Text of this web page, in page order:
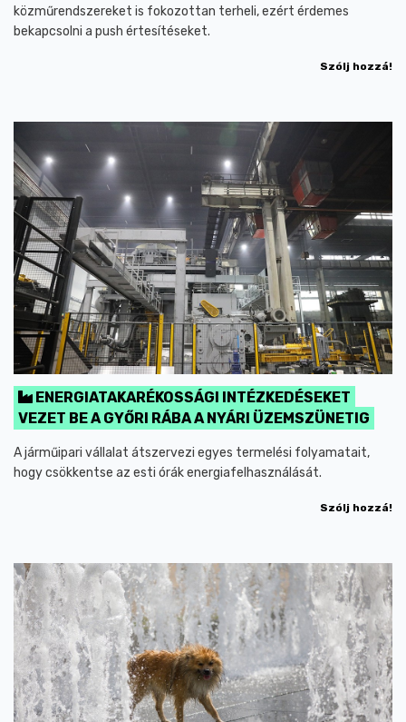
közműrendszereket is fokozottan terheli, ezért érdemes
bekapcsolni a push értesítéseket.
Szólj hozzá!
ENERGIATAKARÉKOSSÁGI INTÉZKEDÉSEKET
VEZET BE A GYŐRI RÁBA A NYÁRI ÜZEMSZÜNETIG
A járműipari vállalat átszervezi egyes termelési folyamatait,
hogy csökkentse az esti órák energiafelhasználását.
Szólj hozzá!